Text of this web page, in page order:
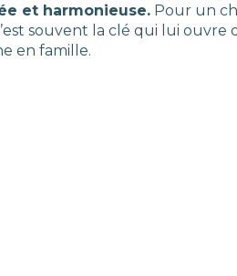
et harmonieuse. Pour un
souvent la clé qui lui ouvre
en famille.